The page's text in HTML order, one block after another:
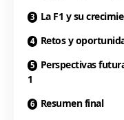
La F1 y su
Retos y
Perspectivas
1
Resumen final